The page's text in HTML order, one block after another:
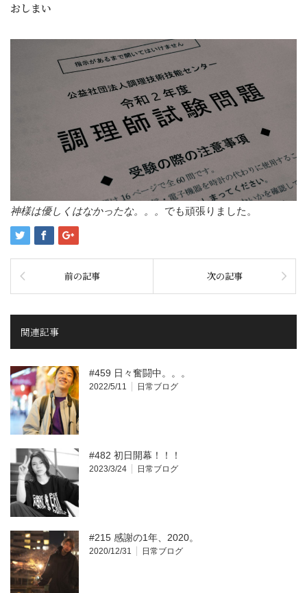
おしまい
神様は優しくはなかったな。。。 でも頑張りました。
前の記事 次の記事
関連記事
#459 日々奮闘中。。。
2022/5/11 日常ブログ
#482 初日開幕！！！
2023/3/24 日常ブログ
#215 感謝の1年、2020。
2020/12/31 日常ブログ